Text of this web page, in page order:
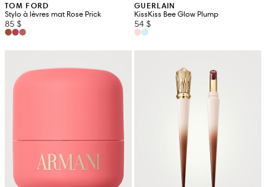
TOM FORD
Stylo à lèvres mat Rose Prick
85 $
GUERLAIN
KissKiss Bee Glow Plump
54 $